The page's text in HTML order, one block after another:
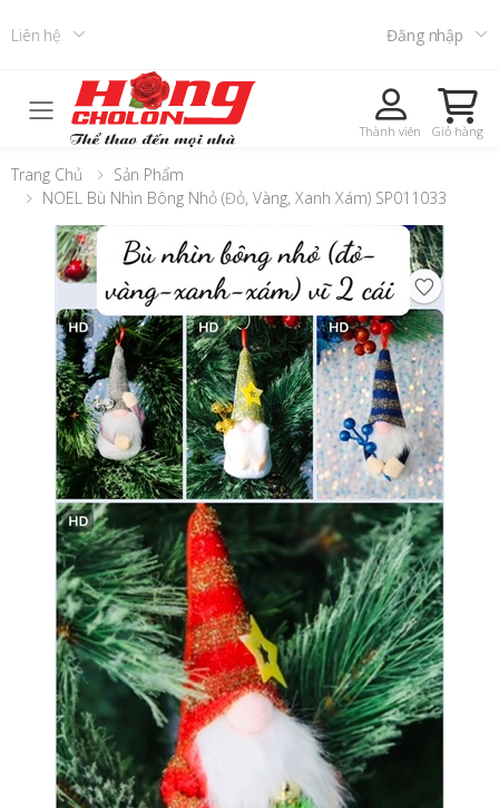
Liên hệ Đăng nhập
Toggle mobile menu Thành viên Giỏ hàng
Trang Chủ
Sản Phẩm
NOEL Bù Nhìn Bông Nhỏ (Đỏ, Vàng, Xanh Xám) SP011033